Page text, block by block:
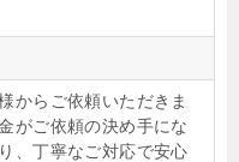
からご依頼いただきま
がご依頼の決め手にな
、丁寧なご対応で安心